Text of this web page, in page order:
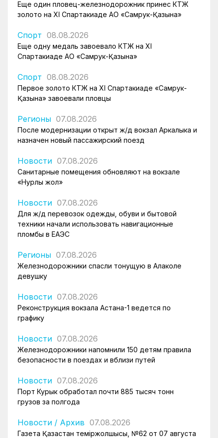
Еще один пловец-железнодорожник принес КТЖ
золото на XI Спартакиаде АО «Самрук-Қазына»
Спорт 08.08.2026
Еще одну медаль завоевало КТЖ на XI
Спартакиаде АО «Самрук-Қазына»
Спорт 08.08.2026
Первое золото КТЖ на XI Спартакиаде «Самрук-
Қазына» завоевали пловцы
Регионы 07.08.2026
После модернизации открыт ж/д вокзал Аркалыка и
назначен новый пассажирский поезд
Новости 07.08.2026
Санитарные помещения обновляют на вокзале
«Нурлы жол»
Новости 07.08.2026
Для ж/д перевозок одежды, обуви и бытовой
техники начали использовать навигационные
пломбы в ЕАЭС
Регионы 07.08.2026
Железнодорожники спасли тонущую в Алаколе
девушку
Новости 07.08.2026
Реконструкция вокзала Астана-1 ведется по
графику
Новости 07.08.2026
Железнодорожники напомнили 150 детям правила
безопасности в поездах и вблизи путей
Новости 07.08.2026
Порт Курык обработал почти 885 тысяч тонн
грузов за полгода
Новости / Архив 07.08.2026
Газета Қазақстан теміржолшысы, №62 от 07 августа